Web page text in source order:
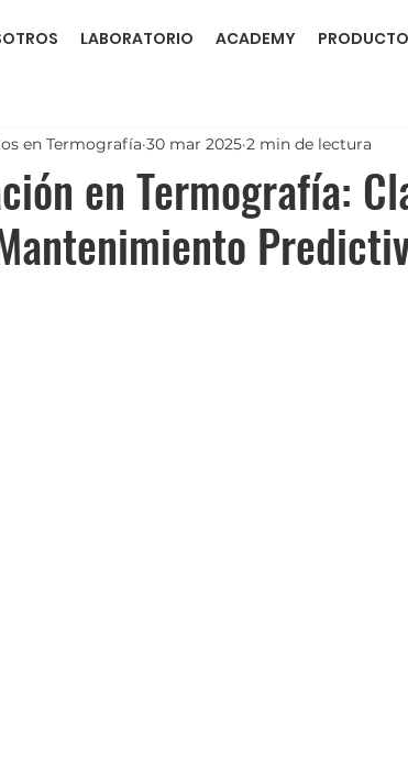
LABORATORIO ACADEMY
en Termografía:
en Termografía 30 mar 2025 2 min de lectura